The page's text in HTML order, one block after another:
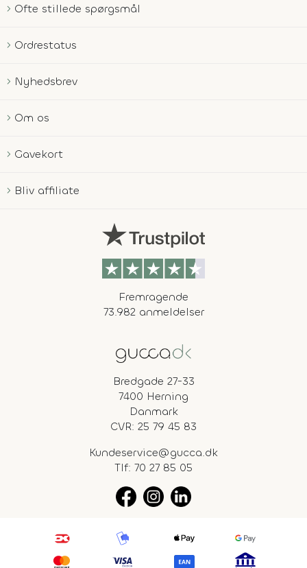
Ofte stillede spørgsmål
Ordrestatus
Nyhedsbrev
Om os
Gavekort
Bliv affiliate
Fremragende
73.982 anmeldelser
Bredgade 27-33
7400 Herning
Danmark
CVR: 25 79 45 83
Kundeservice@gucca.dk
Tlf: 70 27 85 05